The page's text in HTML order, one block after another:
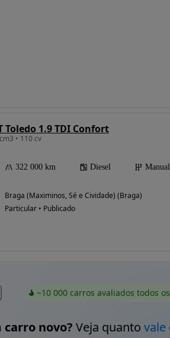
Toledo 1.9 TDI Confort
• 110 cv
322 000 km Diesel Manual
Braga (Maximinos, Sé e Cividade) (Braga)
Particular • Publicado
~10 000 carros avaliados todos
novo? Veja quanto vale